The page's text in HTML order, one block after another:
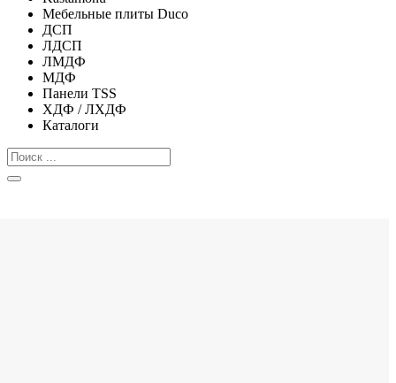
Мебельные плиты Duco
ДСП
ЛДСП
ЛМДФ
МДФ
Панели TSS
ХДФ / ЛХДФ
Каталоги